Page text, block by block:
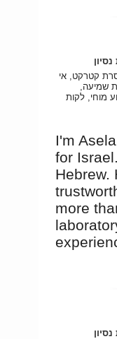
קטרקט, אי
שמיעה,
מוחי, לקות
I'm
for
Hebrew.
more